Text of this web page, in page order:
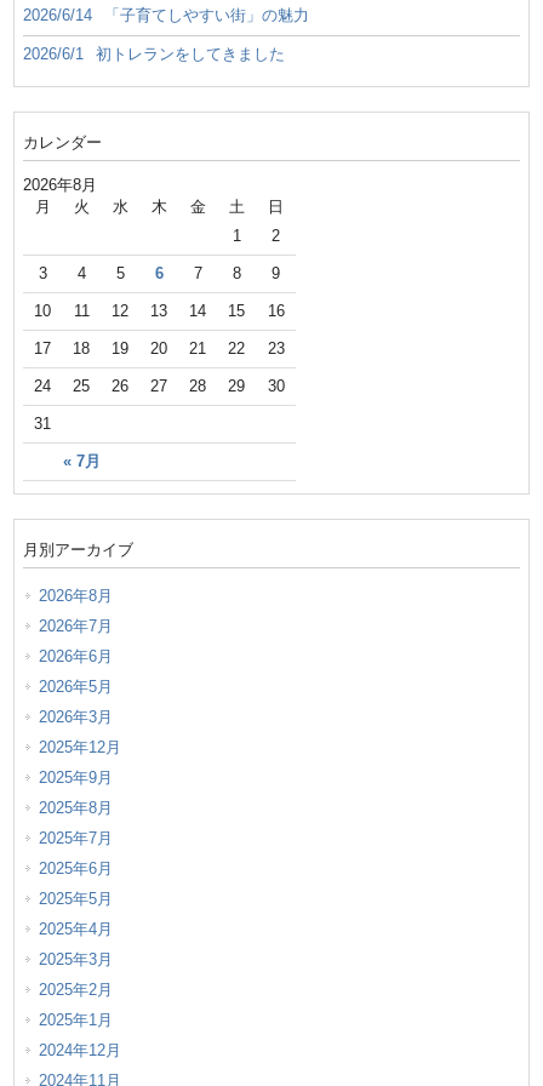
2026/6/14 「子育てしやすい街」の魅力
2026/6/1 初トレランをしてきました
カレンダー
2026年8月
月 火 水 木 金 土 日
« 7月
1 2
3 4 5 6 7 8 9
10 11 12 13 14 15 16
17 18 19 20 21 22 23
24 25 26 27 28 29 30
31
月別アーカイブ
2026年8月
2026年7月
2026年6月
2026年5月
2026年3月
2025年12月
2025年9月
2025年8月
2025年7月
2025年6月
2025年5月
2025年4月
2025年3月
2025年2月
2025年1月
2024年12月
2024年11月